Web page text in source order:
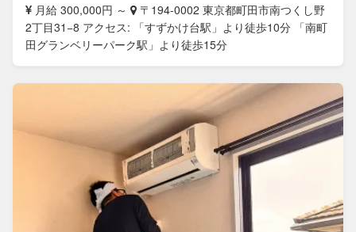
月給 300,000円 ～
〒194-0002 東京都町田市南つくし野
2丁目31−8 アクセス: 「すずかけ台駅」より徒歩10分 「南町
田グランベリーパーク駅」より徒歩15分